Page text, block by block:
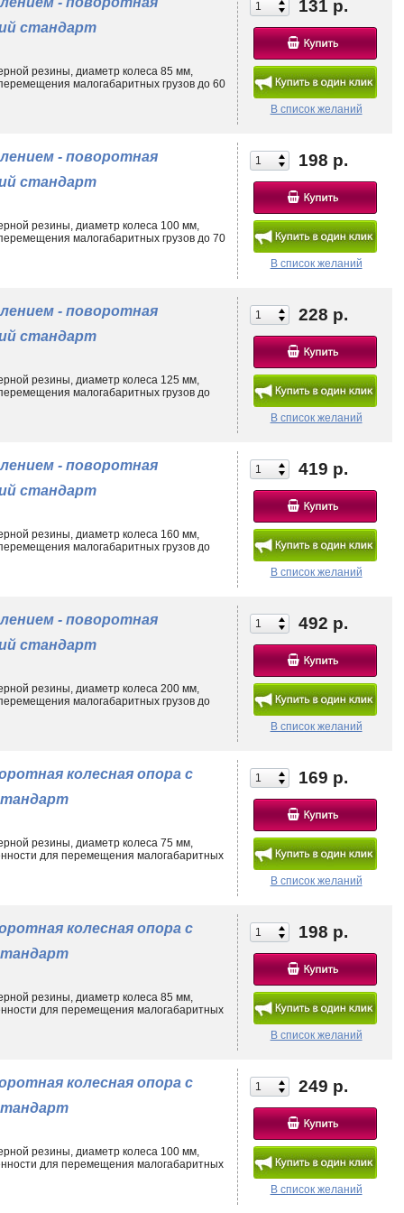
131 р.
В список желаний
стандарт
резины, диаметр колеса 85 мм,
малогабаритных грузов до 60
198 р.
В список желаний
- поворотная
стандарт
резины, диаметр колеса 100 мм,
малогабаритных грузов до 70
228 р.
В список желаний
- поворотная
стандарт
резины, диаметр колеса 125 мм,
малогабаритных грузов до
419 р.
В список желаний
- поворотная
стандарт
резины, диаметр колеса 160 мм,
малогабаритных грузов до
492 р.
В список желаний
- поворотная
стандарт
резины, диаметр колеса 200 мм,
малогабаритных грузов до
169 р.
В список желаний
колесная опора с
резины, диаметр колеса 75 мм,
для перемещения малогабаритных
198 р.
В список желаний
колесная опора с
резины, диаметр колеса 85 мм,
для перемещения малогабаритных
249 р.
В список желаний
колесная опора с
резины, диаметр колеса 100 мм,
для перемещения малогабаритных